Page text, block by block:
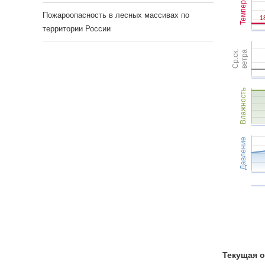
Темпер.
Ср.ск.ветра
Влажность
Давление
Текущая
Пожароопасность в лесных массивах по
территории России